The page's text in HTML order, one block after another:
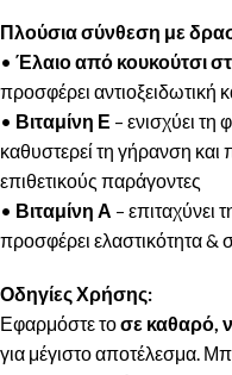
Πλούσια σύνθεση με
• Έλαιο από κουκούτσι
προσφέρει αντιοξειδωτική
• Βιταμίνη Ε – ενισχύει τη
καθυστερεί τη γήρανση και
επιθετικούς παράγοντες
• Βιταμίνη Α – επιταχύνει
προσφέρει ελαστικότητα &
Οδηγίες Χρήσης:
Εφαρμόστε τοσε καθαρό,
για μέγιστο αποτέλεσμα.